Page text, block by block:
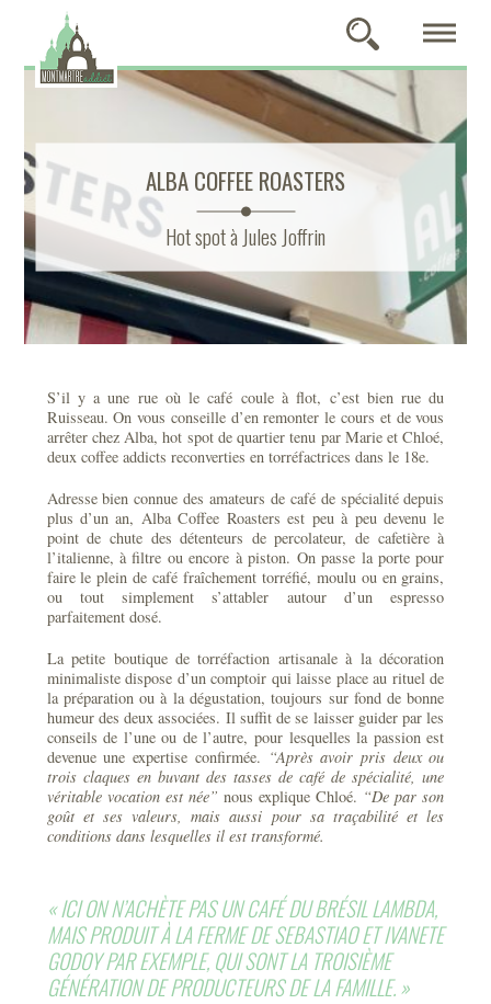
ALBA COFFEE ROASTERS
Hot spot à Jules Joffrin
S’il y a une rue où le café coule à flot, c’est bien rue du
Ruisseau. On vous conseille d’en remonter le cours et de vous
arrêter chez Alba, hot spot de quartier tenu par Marie et Chloé,
deux coffee addicts reconverties en torréfactrices dans le 18e.
Adresse bien connue des amateurs de café de spécialité depuis
plus d’un an, Alba Coffee Roasters est peu à peu devenu le
point de chute des détenteurs de percolateur, de cafetière à
l’italienne, à filtre ou encore à piston. On passe la porte pour
faire le plein de café fraîchement torréfié, moulu ou en grains,
ou tout simplement s’attabler autour d’un espresso
parfaitement dosé.
La petite boutique de torréfaction artisanale à la décoration
minimaliste dispose d’un comptoir qui laisse place au rituel de
la préparation ou à la dégustation, toujours sur fond de bonne
humeur des deux associées. Il suffit de se laisser guider par les
conseils de l’une ou de l’autre, pour lesquelles la passion est
devenue une expertise confirmée. “Après avoir pris deux ou
trois claques en buvant des tasses de café de spécialité, une
véritable vocation est née” nous explique Chloé. “De par son
goût et ses valeurs, mais aussi pour sa traçabilité et les
conditions dans lesquelles il est transformé.
« ICI ON N’ACHÈTE PAS UN CAFÉ DU BRÉSIL LAMBDA,
MAIS PRODUIT À LA FERME DE SEBASTIAO ET IVANETE
GODOY PAR EXEMPLE, QUI SONT LA TROISIÈME
GÉNÉRATION DE PRODUCTEURS DE LA FAMILLE. »